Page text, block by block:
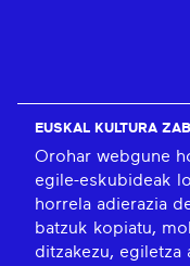
EUSKAL KULTURA
Orohar webgune
egile-eskubideak
horrela adierazia
batzuk kopiatu,
ditzakezu, egiletza